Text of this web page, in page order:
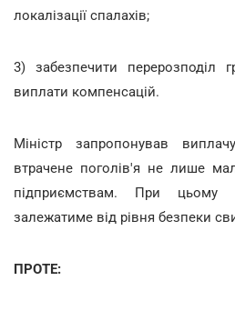
локалізації спалахів;
3) забезпечити перерозподіл
виплати компенсацій.
Міністр запропонував
втрачене поголів'я не лише
підприємствам. При цьому
залежатиме від рівня безпеки
ПРОТЕ: